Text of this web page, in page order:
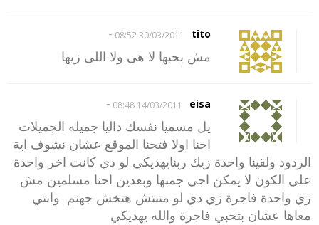
tito
30/03/2011 08:52
-
مش بحبها لا هى ولا اللى زيها
eisa
14/03/2011 08:48
-
يل مسميا نفسك داليا جميله الجميلات
احنا اولا فتحنا الموقع عشان نشوف اية
الردود ولقينا واحدة زيك ربنايهديكي لو دي كانت اخر واحدة
علي الكون لا يمكن اجي جمبها وبعدين احنا مسلمين مش
زي واحدة فاجرة زي دي لو متبتش هتخش جهنم وانتي
معاها عشان بتحبي فاجرة والله يهديكي